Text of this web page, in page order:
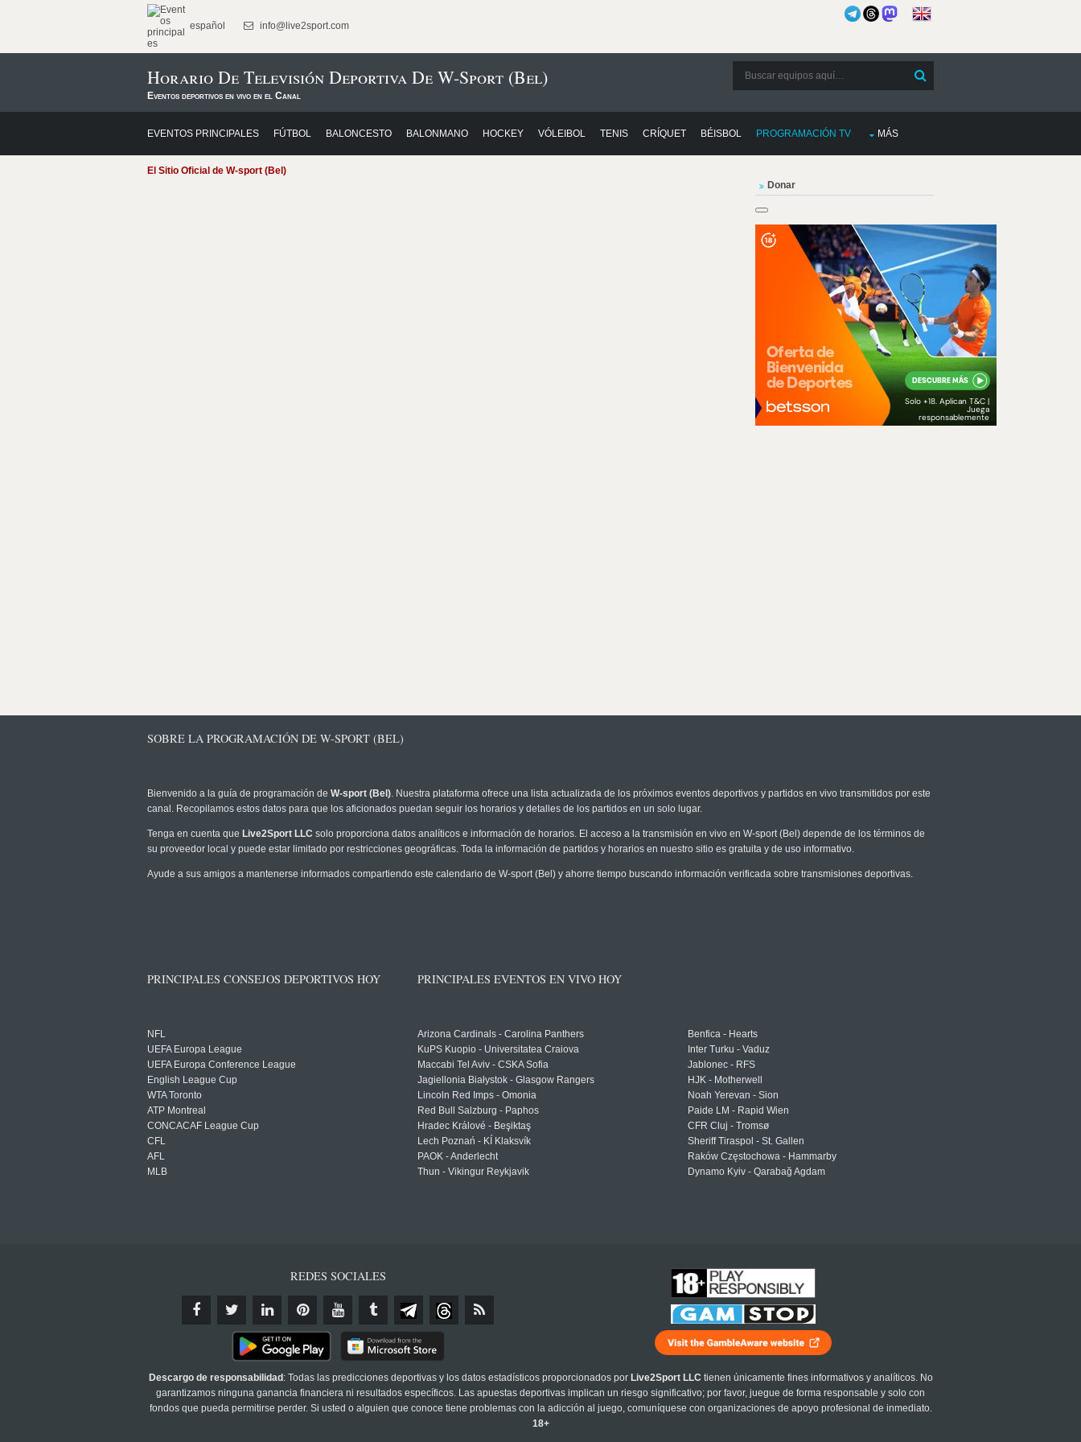
español info@live2sport.com
Horario De Televisión Deportiva De W-Sport (Bel)
Eventos deportivos en vivo en el Canal
EVENTOS PRINCIPALES FÚTBOL BALONCESTO BALONMANO HOCKEY VÓLEIBOL TENIS CRÍQUET BÉISBOL PROGRAMACIÓN TV MÁS
El Sitio Oficial de W-sport (Bel)
Donar
SOBRE LA PROGRAMACIÓN DE W-SPORT (BEL)
Bienvenido a la guía de programación de W-sport (Bel). Nuestra plataforma ofrece una lista actualizada de los próximos eventos deportivos y partidos en vivo transmitidos por este
canal. Recopilamos estos datos para que los aficionados puedan seguir los horarios y detalles de los partidos en un solo lugar.
Tenga en cuenta que Live2Sport LLC solo proporciona datos analíticos e información de horarios. El acceso a la transmisión en vivo en W-sport (Bel) depende de los términos de
su proveedor local y puede estar limitado por restricciones geográficas. Toda la información de partidos y horarios en nuestro sitio es gratuita y de uso informativo.
Ayude a sus amigos a mantenerse informados compartiendo este calendario de W-sport (Bel) y ahorre tiempo buscando información verificada sobre transmisiones deportivas.
PRINCIPALES CONSEJOS DEPORTIVOS HOY
NFL
UEFA Europa League
UEFA Europa Conference League
English League Cup
WTA Toronto
ATP Montreal
CONCACAF League Cup
CFL
AFL
MLB
PRINCIPALES EVENTOS EN VIVO HOY
Arizona Cardinals - Carolina Panthers
KuPS Kuopio - Universitatea Craiova
Maccabi Tel Aviv - CSKA Sofia
Jagiellonia Białystok - Glasgow Rangers
Lincoln Red Imps - Omonia
Red Bull Salzburg - Paphos
Hradec Králové - Beşiktaş
Lech Poznań - KÍ Klaksvík
PAOK - Anderlecht
Thun - Vikingur Reykjavik
Benfica - Hearts
Inter Turku - Vaduz
Jablonec - RFS
HJK - Motherwell
Noah Yerevan - Sion
Paide LM - Rapid Wien
CFR Cluj - Tromsø
Sheriff Tiraspol - St. Gallen
Raków Częstochowa - Hammarby
Dynamo Kyiv - Qarabağ Agdam
REDES SOCIALES
Descargo de responsabilidad : Todas las predicciones deportivas y los datos estadísticos proporcionados por Live2Sport LLC tienen únicamente fines informativos y analíticos. No
garantizamos ninguna ganancia financiera ni resultados específicos. Las apuestas deportivas implican un riesgo significativo; por favor, juegue de forma responsable y solo con
fondos que pueda permitirse perder. Si usted o alguien que conoce tiene problemas con la adicción al juego, comuníquese con organizaciones de apoyo profesional de inmediato.
18+